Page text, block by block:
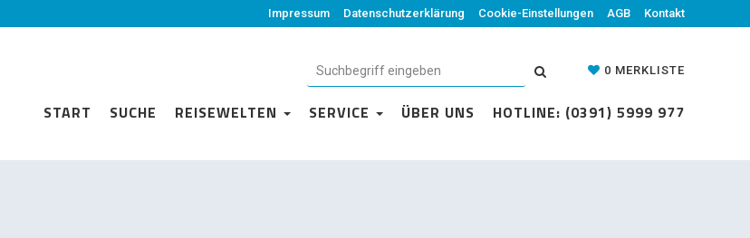
Impressum Datenschutzerklärung Cookie-Einstellungen AGB Kontakt
0 MERKLISTE
START SUCHE REISEWELTEN SERVICE ÜBER UNS HOTLINE: (0391) 5999 977